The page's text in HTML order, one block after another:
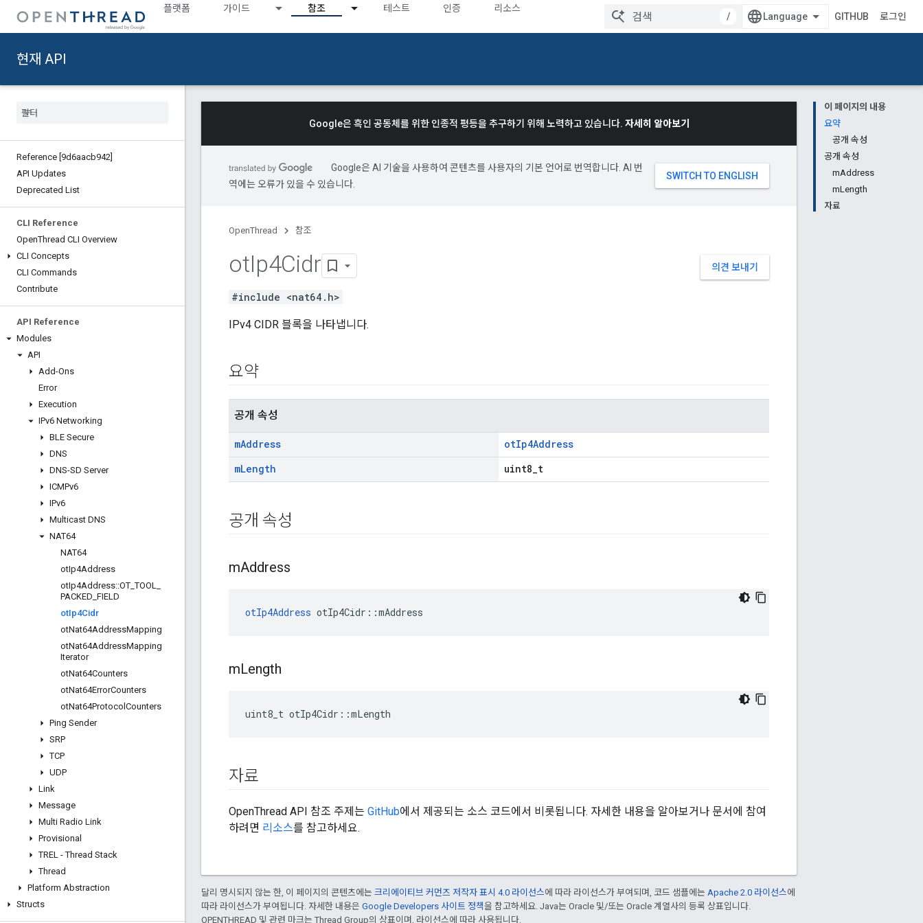
플랫폼 가이드 참조 테스트 인증 리소스
/ GITHUB 로그인
현재 API
Reference [9d6aacb942]
API Updates
Deprecated List
CLI Reference
OpenThread CLI Overview
CLI Concepts
CLI Commands
Contribute
API Reference
Modules
API
Add-Ons
Error
Execution
IPv6 Networking
BLE Secure
DNS
DNS-SD Server
ICMPv6
IPv6
Multicast DNS
NAT64
NAT64
otIp4Address
otIp4Address::OT _TOOL
PACKED FIELD
otIp4Cidr
otNat64AddressMapping
otNat64AddressMapping
Iterator
otNat64Counters
otNat64ErrorCounters
otNat64Protocol Counters
Ping Sender
SRP
TCP
UDP
Link
Message
Multi Radio Link
Provisional
TREL - Thread Stack
Thread
Platform Abstraction
Structs
이 페이지의 내용
요약
공개 속성
공개 속성
mAddress
mLength
자료
Google은 흑인 공동체를 위한 인종적 평등을 추구하기 위해 노력하고 있습니다. 자세히 알아보기
Google은 AI 기술을 사용하여 콘텐츠를 사용자의 기본 언어로 번역합니다. AI 번
역에는 오류가 있을 수 있습니다.
OpenThread 참조
의견 보내기
otIp4Cidr
#include <nat64.h>
IPv4 CIDR 블록을 나타냅니다.
요약
공개 속성
mAddress
otIp4Address
mLength uint8_t
공개 속성
mAddress
otIp4Address otIp4Cidr ::mAddress
mLength
uint8_t otIp4Cidr ::mLength
자료
OpenThread API 참조 주제는 GitHub에서 제공되는 소스 코드에서 비롯됩니다. 자세한 내용을 알아보거나 문서에 참여
하려면 리소스를 참고하세요.
달리 명시되지 않는 한, 이 페이지의 콘텐츠에는 크리에이티브 커먼즈 저작자 표시 4.0 라이선스에 따라 라이선스가 부여되며, 코드 샘플에는 Apache 2.0 라이선스에
따라 라이선스가 부여됩니다. 자세한 내용은 Google Developers 사이트 정책을 참고하세요. Java는 Oracle 및/또는 Oracle 계열사의 등록 상표입니다.
OPENTHREAD 및 관련 마크는 Thread Group의 상표이며, 라이선스에 따라 사용됩니다.